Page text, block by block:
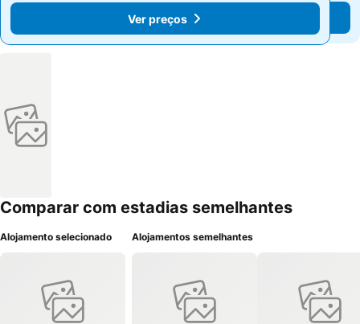
Ver preços
Ver preços
Comparar com estadias semelhantes
Alojamento selecionado Alojamentos semelhantes